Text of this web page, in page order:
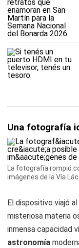
Una fotografía
La fotografía rompió
imágenes de la Vía
El dispositivo viajó al
misteriosa materia
inmensa capacidad
astronomía